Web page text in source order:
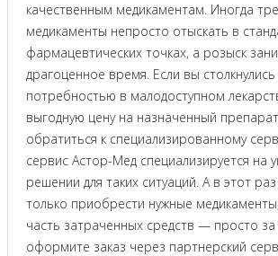
качественным медикаментам. Иногда
медикаменты непросто отыскать в
фармацевтических точках, а розыск
драгоценное время. Если вы столкнулись
потребностью в малодоступном
выгодную цену на назначенный
обратиться к специализированному
сервис Астор-Мед специализируется на
решении для таких ситуаций. А в этот
только приобрести нужные
часть затраченных средств — просто за
оформите заказ через партнерский